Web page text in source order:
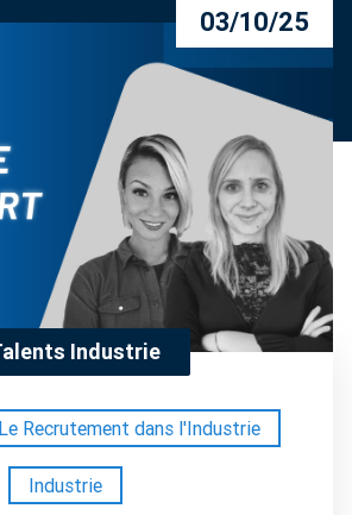
03/10/25
Industrie
Recrutement dans l'Industrie
Industrie